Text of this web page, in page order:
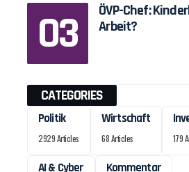
ÖVP-Chef:
Arbeit?
CATEGORIES
Politik
2929 Articles
Wirtschaft
68 Articles 179
AI & Cyber Kommentar